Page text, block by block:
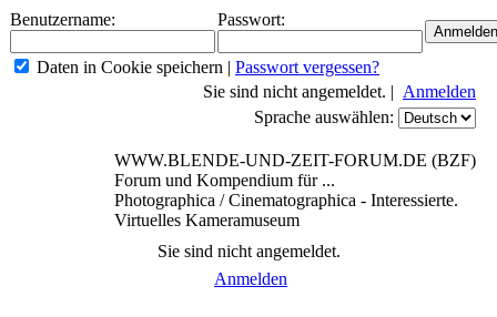
Benutzername: Passwort:
Daten in Cookie speichern | Passwort vergessen?
Sie sind nicht angemeldet. | Anmelden
Sprache auswählen:
WWW.BLENDE-UND-ZEIT-FORUM.DE (BZF)
Forum und Kompendium für ...
Photographica / Cinematographica - Interessierte.
Virtuelles Kameramuseum
Sie sind nicht angemeldet.
Anmelden